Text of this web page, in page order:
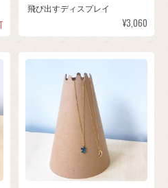
飛び出すディスプレイ
¥3,060